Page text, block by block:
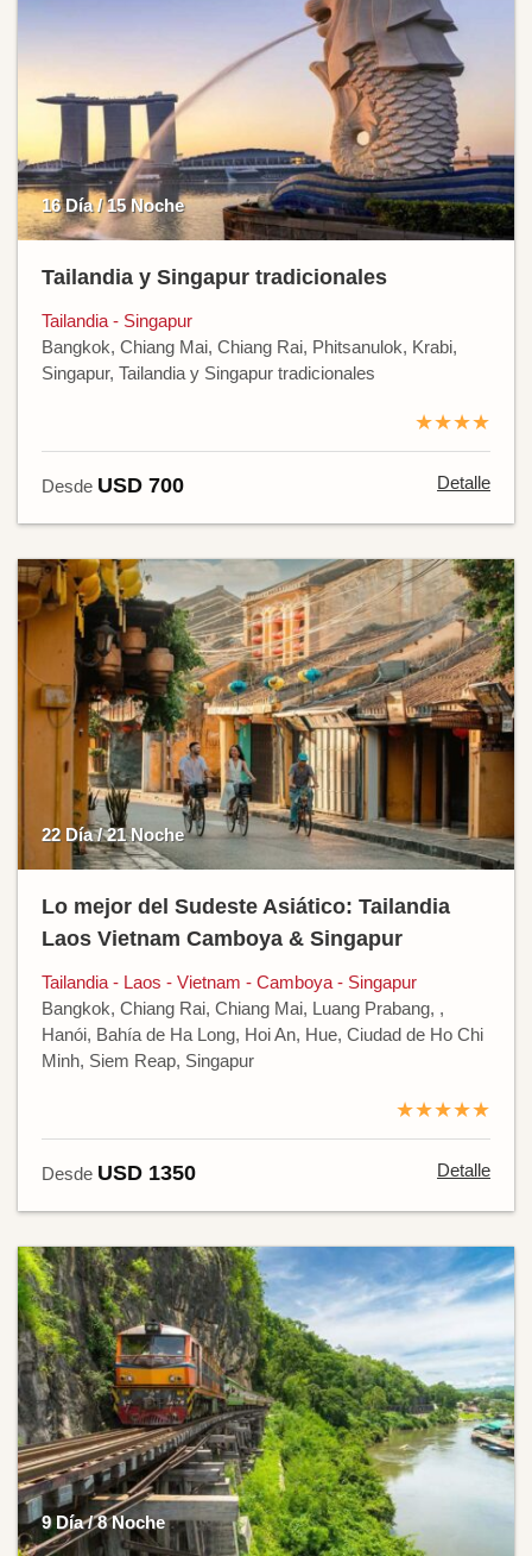
16 Día / 15 Noche
Tailandia y Singapur tradicionales
Tailandia - Singapur
Bangkok, Chiang Mai, Chiang Rai, Phitsanulok, Krabi,
Singapur, Tailandia y Singapur tradicionales
★★★★
Desde USD 700 Detalle
22 Día / 21 Noche
Lo mejor del Sudeste Asiático: Tailandia
Laos Vietnam Camboya & Singapur
Tailandia - Laos - Vietnam - Camboya - Singapur
Bangkok, Chiang Rai, Chiang Mai, Luang Prabang, ,
Hanói, Bahía de Ha Long, Hoi An, Hue, Ciudad de Ho Chi
Minh, Siem Reap, Singapur
★★★★★
Desde USD 1350 Detalle
9 Día / 8 Noche